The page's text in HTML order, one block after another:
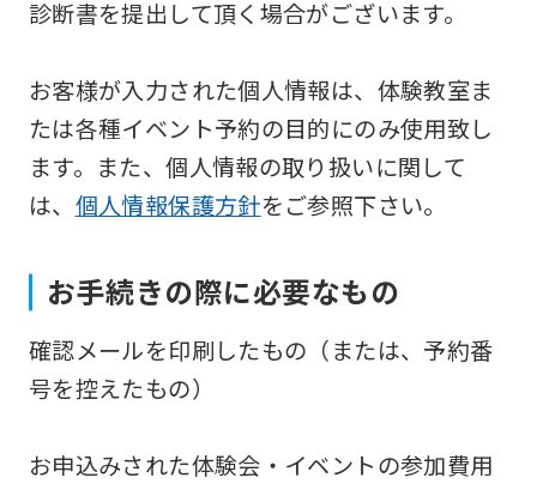
診断書を提出して頂く場合がございます。
お客様が入力された個人情報は、体験教室ま
たは各種イベント予約の目的にのみ使用致し
ます。また、個人情報の取り扱いに関して
は、 個人情報保護方針をご参照下さい。
お手続きの際に必要なもの
確認メールを印刷したもの（または、予約番
号を控えたもの）
お申込みされた体験会・イベントの参加費用
the
version
of
this
website
be
mechanically,
may